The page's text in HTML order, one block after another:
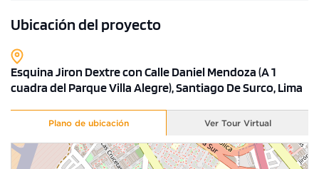
1 unidad disponible
Desde
S/ 483,600
Modelo TIPO - 1303C
Ubicación del proyecto
Esquina Jiron Dextre con Calle Daniel Mendoza (A 1
cuadra del Parque Villa Alegre), Santiago De Surco, Lima
Plano de ubicación Ver Tour Virtual